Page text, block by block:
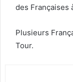
des Françaises
Plusieurs
Tour.